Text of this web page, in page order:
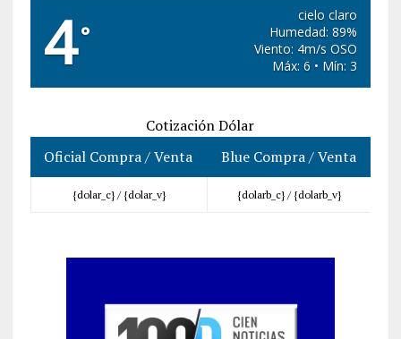
4°
cielo claro
Humedad: 89%
Viento: 4m/s OSO
Máx: 6 • Mín: 3
Cotización Dólar
Oficial Compra / Venta
Blue Compra / Venta
{dolar_c} / {dolar_v} {dolarb_c} / {dolarb_v}